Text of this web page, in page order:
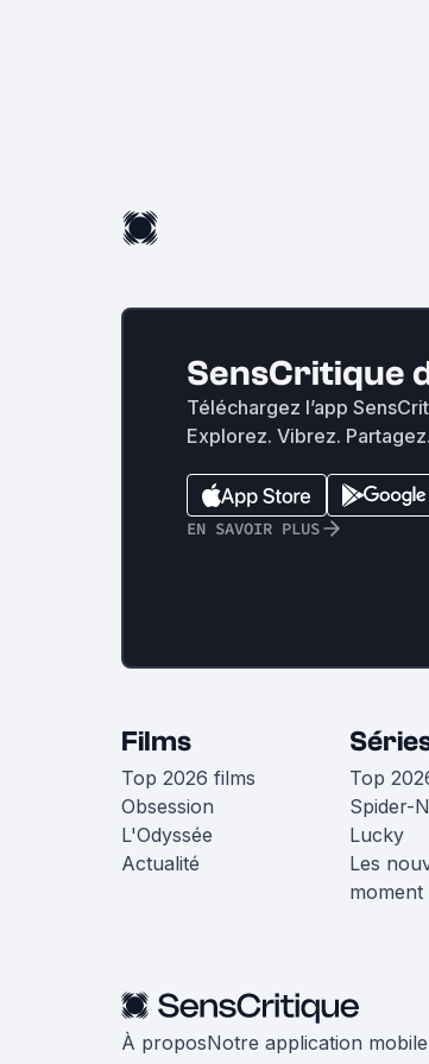
SensCritique
Téléchargez l’app
Explorez. Vibrez. Partagez.
EN SAVOIR PLUS
Films
Top 2026 films
Obsession
L'Odyssée
Actualité
Top
Spider-
Lucky
Les
moment
À proposNotre application mobile